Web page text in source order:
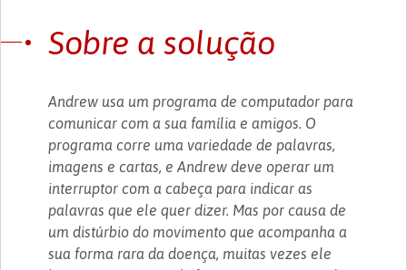
Sobre a solução
Andrew usa um programa de computador para
comunicar com a sua família e amigos. O
programa corre uma variedade de palavras,
imagens e cartas, e Andrew deve operar um
interruptor com a cabeça para indicar as
palavras que ele quer dizer. Mas por causa de
um distúrbio do movimento que acompanha a
sua forma rara da doença, muitas vezes ele